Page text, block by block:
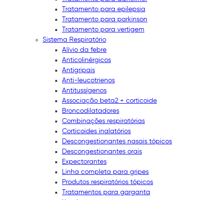
Tratamento para epilepsia
Tratamento para parkinson
Tratamento para vertigem
Sistema Respiratório
Alívio da febre
Anticolinérgicos
Antigripais
Anti-leucotrienos
Antitussígenos
Associação beta2 + corticoide
Broncodilatadores
Combinações respiratórias
Corticoides inalatórios
Descongestionantes nasais tópicos
Descongestionantes orais
Expectorantes
Linha completa para gripes
Produtos respiratórios tópicos
Tratamentos para garganta